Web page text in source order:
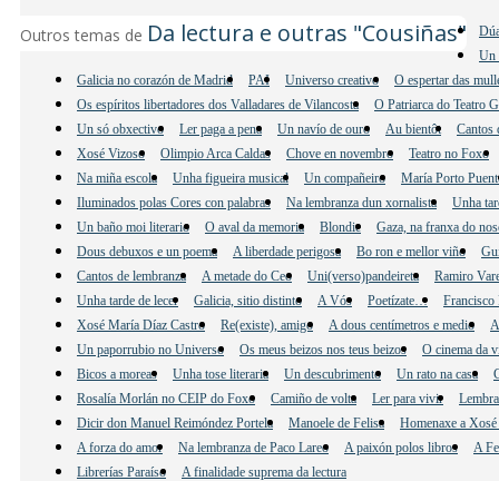
Outros temas de Da lectura e outras "Cousiñas"
Un
Galicia no corazón de Madrid
PAI Universo creativo
O espertar das
Os espíritos libertadores dos Valladares de Vilancosta
O Patriarca do Teatro
Un só obxectivo
Ler paga a pena Un navío de ouro Au bientôt
Cantos
Xosé Vizoso
Olimpio Arca Caldas Chove en novembro
Teatro no Foxo
Na miña escola
Unha figueira musical Un compañeiro
María Porto
Iluminados polas Cores con palabras
Na lembranza dun xornalista
Unha
Un baño moi literario
O aval da memoria Blondie
Gaza, na franxa do
Dous debuxos e un poema
A liberdade perigosa Bo ron e mellor viño
Cantos de lembranza
A metade do Ceo Uni(verso)pandeireta
Ramiro
Unha tarde de lecer
Galicia, sitio distinto A Vós Poetízate…
Xosé María Díaz Castro
Re(existe), amigo A dous centímetros e medio
Un paporrubio no Universo
Os meus beizos nos teus beizos
O cinema da
Bicos a moreas
Unha tose literaria Un descubrimento Un rato na casa
Rosalía Morlán no CEIP do Foxo
Camiño de volta Ler para vivir
Dicir don Manuel Reimóndez Portela
Manoele de Felisa
Homenaxe a
A forza do amor
Na lembranza de Paco Lareo A paixón polos libros
A
Librerías Paraíso
A finalidade suprema da lectura